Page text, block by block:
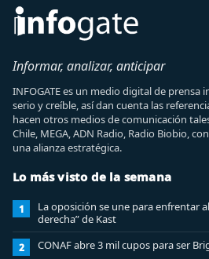
Informar, analizar, anticipar
INFOGATE es un medio digital de
serio y creíble, así dan cuenta las
hacen otros medios de comunicación
Chile, MEGA, ADN Radio, Radio Biobio,
una alianza estratégica.
Lo más visto de la semana
1
La oposición se une para enfrentar
derecha” de Kast
2 CONAF abre 3 mil cupos para ser